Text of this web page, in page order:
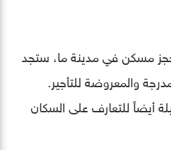
مسكن في مدينة ما، ستجد
والمعروضة للتأجير.
أيضاً للتعارف على السكان